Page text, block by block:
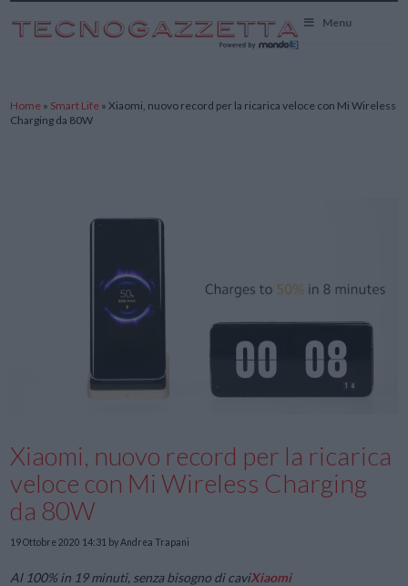
Menu
Home » Smart Life »Xiaomi, nuovo record per la ricarica veloce con Mi Wireless
Charging da 80W
Xiaomi, nuovo record per la ricarica
veloce con Mi Wireless Charging
da 80W
19 Ottobre 2020 14:31 by Andrea Trapani
Al 100% in 19 minuti, senza bisogno di caviXiaomi